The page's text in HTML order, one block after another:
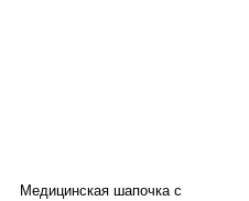
Медицинская шапочка с